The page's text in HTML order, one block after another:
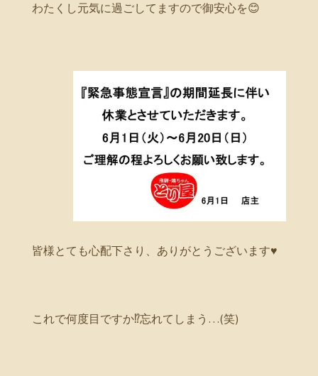
わたくし元気に過ごしてますので御安心を😊
皆様とても心配下さり、ありがとうございます♥️
これで何度目ですか⁉️忘れてしまう…(笑)